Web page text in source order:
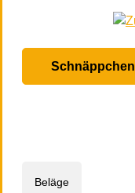
Schnäppchen
Beläge